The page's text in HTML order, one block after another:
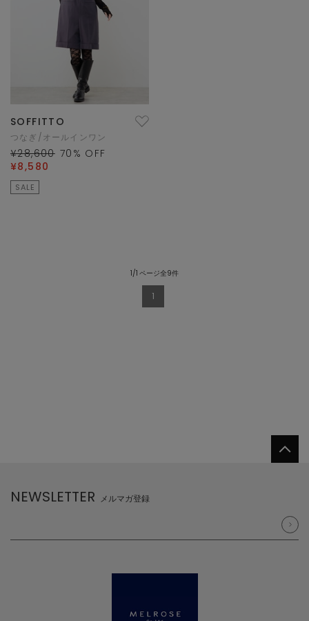
SOFFITTO
つなぎ/オールインワン
¥28,600 70 % OFF
¥8,580
SALE
1/1 ページ全9件
1
NEWSLETTER メルマガ登録